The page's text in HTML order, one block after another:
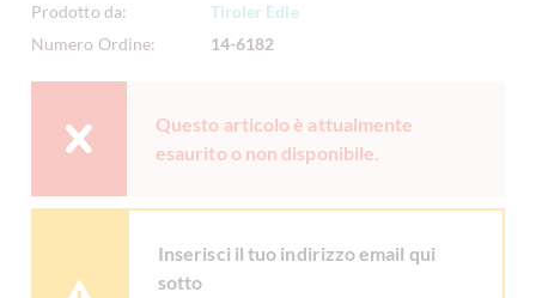
Prodotto da:
Tiroler Edle
Numero Ordine:
14-6182
Questo articolo è attualmente
esaurito o non disponibile.
Inserisci il tuo indirizzo email qui
sotto